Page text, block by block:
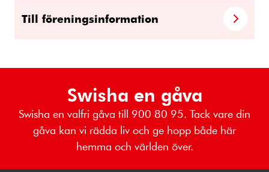
Till föreningsinformation
Swisha en gåva
Swisha en valfri gåva till 900 80 95. Tack vare din
gåva kan vi rädda liv och ge hopp både här
hemma och världen över.